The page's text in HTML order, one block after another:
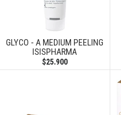
GLYCO - A MEDIUM PEELING
ISISPHARMA
$25.900